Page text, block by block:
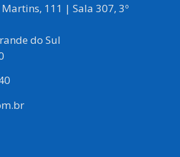
111 | Sala 307, 3º
do Sul